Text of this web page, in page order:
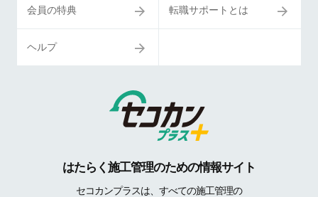
会員の特典 転職サポートとは
ヘルプ
はたらく施工管理のための情報サイト
セコカンプラスは、すべての施工管理の